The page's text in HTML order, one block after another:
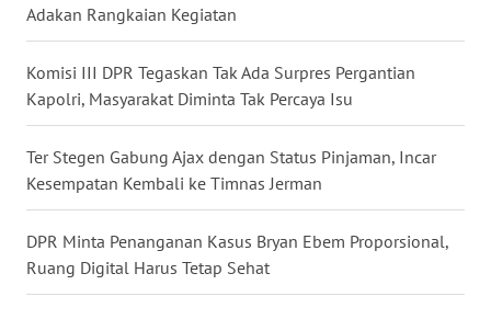
Adakan Rangkaian Kegiatan
Komisi III DPR Tegaskan Tak Ada Surpres Pergantian
Kapolri, Masyarakat Diminta Tak Percaya Isu
Ter Stegen Gabung Ajax dengan Status Pinjaman, Incar
Kesempatan Kembali ke Timnas Jerman
DPR Minta Penanganan Kasus Bryan Ebem Proporsional,
Ruang Digital Harus Tetap Sehat
JOGJA
WN
JATIM
WN
BALI
WN
KALBAR